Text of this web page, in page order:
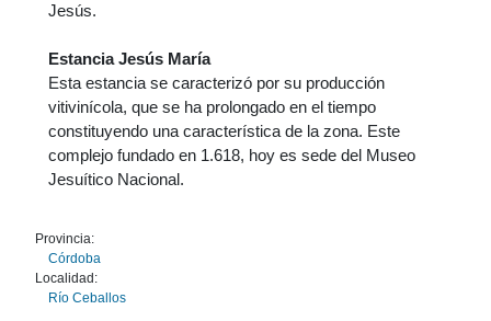
Jesús.
Estancia Jesús María
Esta estancia se caracterizó por su producción
vitivinícola, que se ha prolongado en el tiempo
constituyendo una característica de la zona. Este
complejo fundado en 1.618, hoy es sede del Museo
Jesuítico Nacional.
Provincia:
Córdoba
Localidad:
Río Ceballos